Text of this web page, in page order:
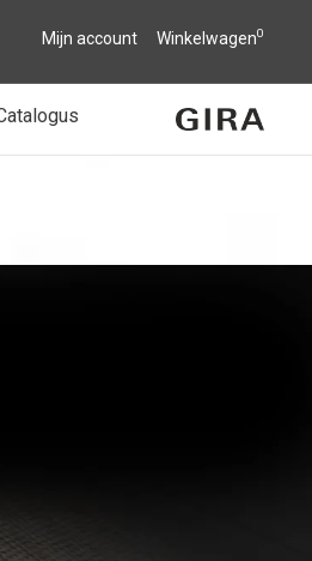
Mijn account Winkelwagen0